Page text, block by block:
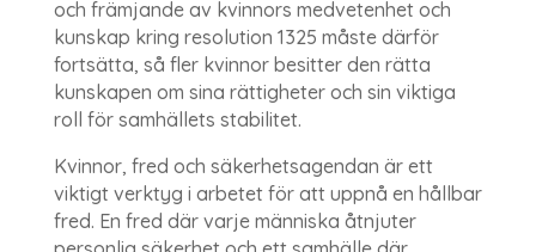
och främjande av kvinnors medvetenhet och
kunskap kring resolution 1325 måste därför
fortsätta, så fler kvinnor besitter den rätta
kunskapen om sina rättigheter och sin viktiga
roll för samhällets stabilitet.
Kvinnor, fred och säkerhetsagendan är ett
viktigt verktyg i arbetet för att uppnå en hållbar
fred. En fred där varje människa åtnjuter